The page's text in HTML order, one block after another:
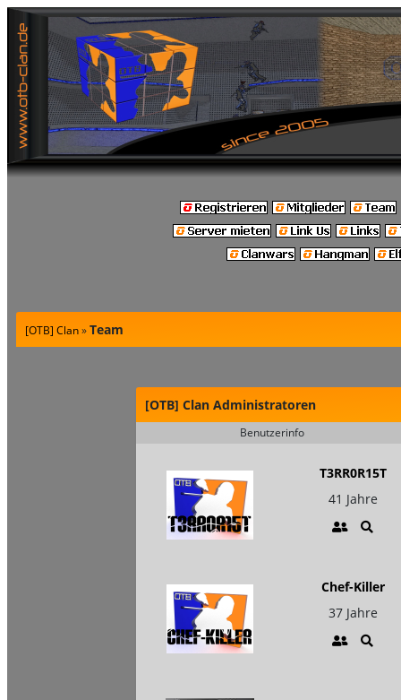
[OTB] Clan»Team
[OTB] Clan Administratoren
Benutzerinfo
T3RR0R15T
41 Jahre
Chef-Killer
37 Jahre